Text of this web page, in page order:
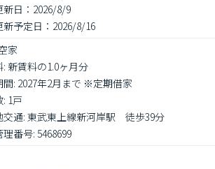
新日：2026/8/9
新予定日：2026/8/16
家
: 新賃料の1.0ヶ月分
間: 2027年2月まで ※定期借家
1戸
交通: 東武東上線新河岸駅　徒歩39分
理番号: 5468699